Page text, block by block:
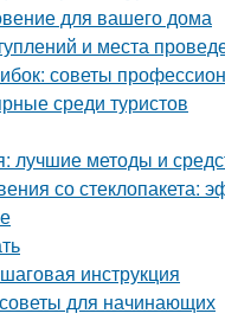
для вашего дома
и места
советы
среди туристов
лучшие методы и
со
инструкция
для начинающих